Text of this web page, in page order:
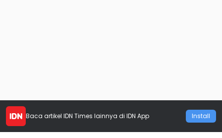
Baca artikel IDN Times lainnya di IDN App Install